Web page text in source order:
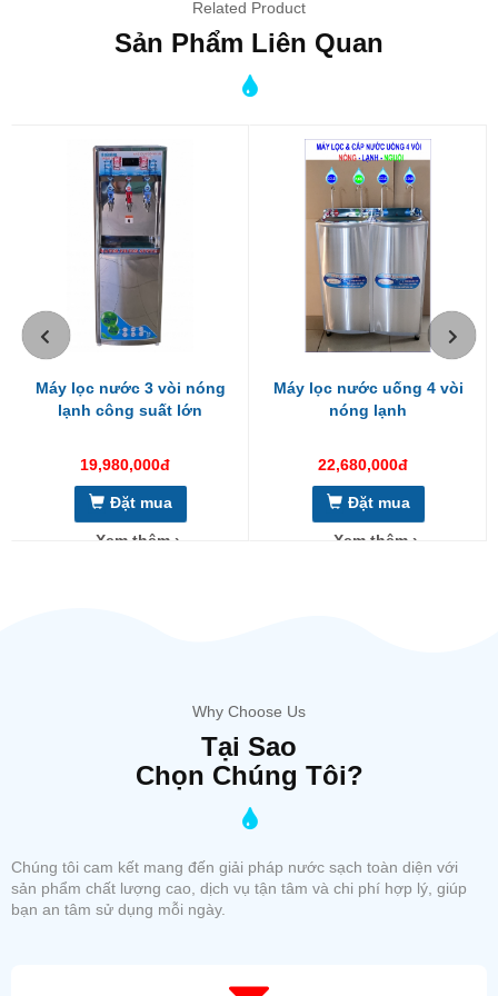
Thông tin máy lọc nước 6 vòi ST-062UV
- Thân máy, bồn chứa, bình nóng lạnh = inox 304.
- Hệ thống lọc 6 cấp:
Lọc PP + UDF + CTO + UV + T33 + Nano.
- Bồn chứa nước lọc 54 Lít.
- Bình chứa nước làm lạnh 20 lít (Làm lạnh liên tục công suất
- Công suất : Lạnh = 290W, Nóng = 1kW, UV = 21W.
Related Product
Sản Phẩm Liên Quan
Máy lọc nước 3 vòi nóng
lạnh công suất lớn
19,980,000đ
Đặt mua
Xem thêm ›
Máy lọc nước uống 4 vòi
nóng lạnh
22,680,000đ
Đặt mua
Xem thêm ›
Why Choose Us
Tại Sao
Chọn Chúng Tôi?
Chúng tôi cam kết mang đến giải pháp nước sạch toàn diện với
sản phẩm chất lượng cao, dịch vụ tận tâm và chi phí hợp lý, giúp
bạn an tâm sử dụng mỗi ngày.